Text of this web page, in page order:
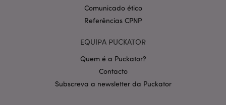
Comunicado ético
Referências CPNP
EQUIPA PUCKATOR
Quem é a Puckator?
Contacto
Subscreva a newsletter da Puckator
mage-cache-storage-section-
Política de Privacidade da